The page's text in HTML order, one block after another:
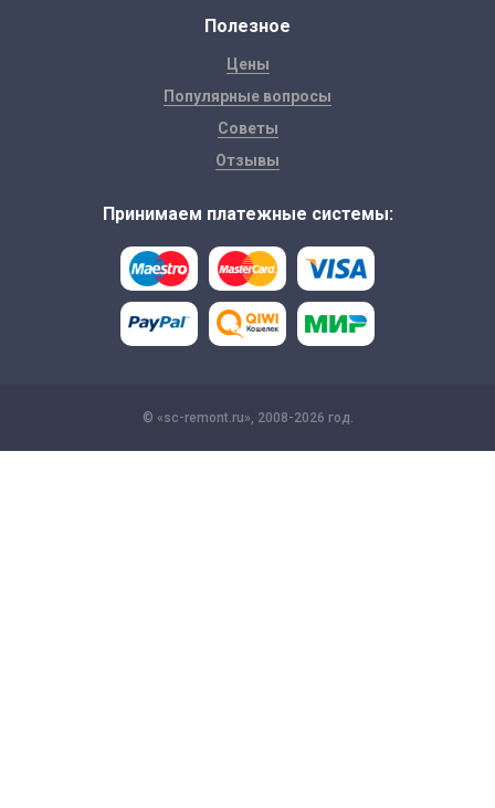
Полезное
Цены
Популярные вопросы
Советы
Отзывы
Принимаем платежные системы:
© «sc-remont.ru», 2008-2026 год.